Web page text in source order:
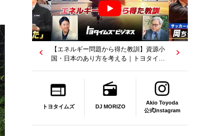
題から得た教訓】資源小
方を考える｜トヨタイム
【若者たちへ】岡田武史さんが“特別授
業”で語ったこと｜サッカー日本代表元監
トヨタイムズ DJ MORIZO
Akio Toyoda
公式Instagram